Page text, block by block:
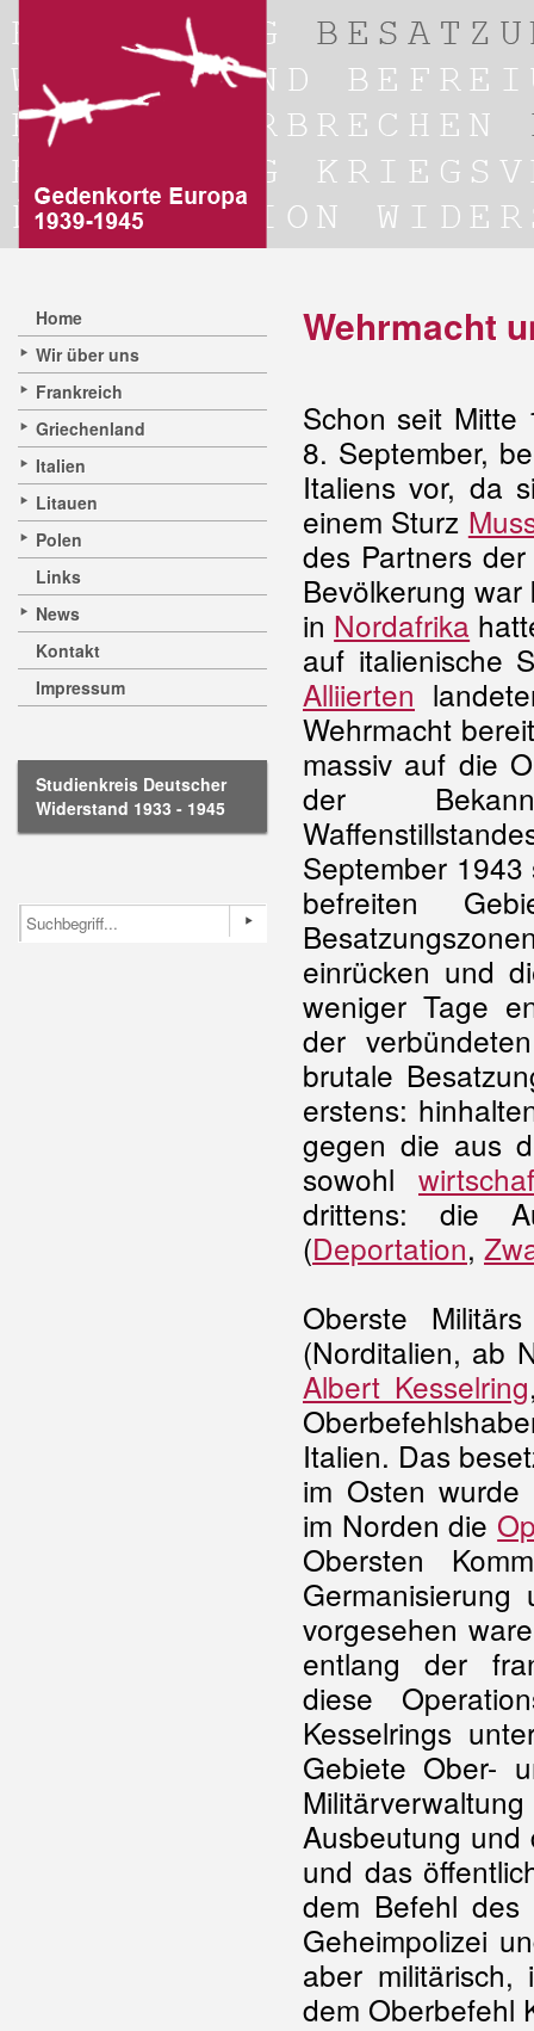
Home
Wir über uns
Frankreich
Griechenland
Italien
Litauen
Polen
Links
News
Kontakt
Impressum
Studienkreis Deutscher
Widerstand 1933 - 1945
Wehrmacht
Schon seit
8. September,
Italiens vor, da
einem Sturz
des Partners der
Bevölkerung
in Nordafrika
auf italienische
Alliierten
Wehrmacht
massiv auf die
der
September
befreiten
einrücken und
weniger Tage
der
brutale
erstens:
gegen die aus
sowohl
drittens: die
(Deportation,
Oberste
(Norditalien, ab
Albert Kesselring
Italien. Das
im Osten
im Norden die
Obersten
vorgesehen
entlang der
diese
Kesselrings
Gebiete Ober-
Ausbeutung und
und das
dem Befehl des
Geheimpolizei
aber militärisch,
dem Oberbefehl